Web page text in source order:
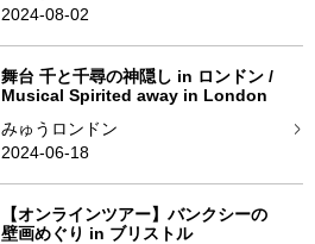
2024-08-02
舞台 千と千尋の神隠し in ロンドン /
Musical Spirited away in London
みゅうロンドン
2024-06-18
【オンラインツアー】バンクシーの
壁画めぐり in ブリストル